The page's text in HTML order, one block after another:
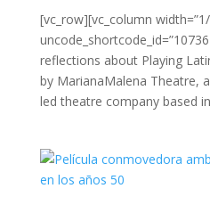
[vc_row][vc_column
reflections about Playing
by MarianaMalena Theatre,
led theatre company based